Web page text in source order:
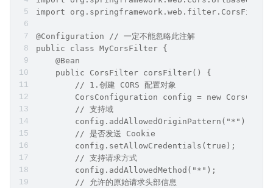
import
@Configuration // 一定不能忽略此注解
public class MyCorsFilter {
    @Bean
    public CorsFilter corsFilter() {
        // 1.创建 CORS 配置对象
CorsConfiguration config = new
        // 支持域
        config.addAllowedOriginPattern("*");
        // 是否发送 Cookie
        config.setAllowCredentials(true);
        // 支持请求方式
        config.addAllowedMethod("*");
        // 允许的原始请求头部信息